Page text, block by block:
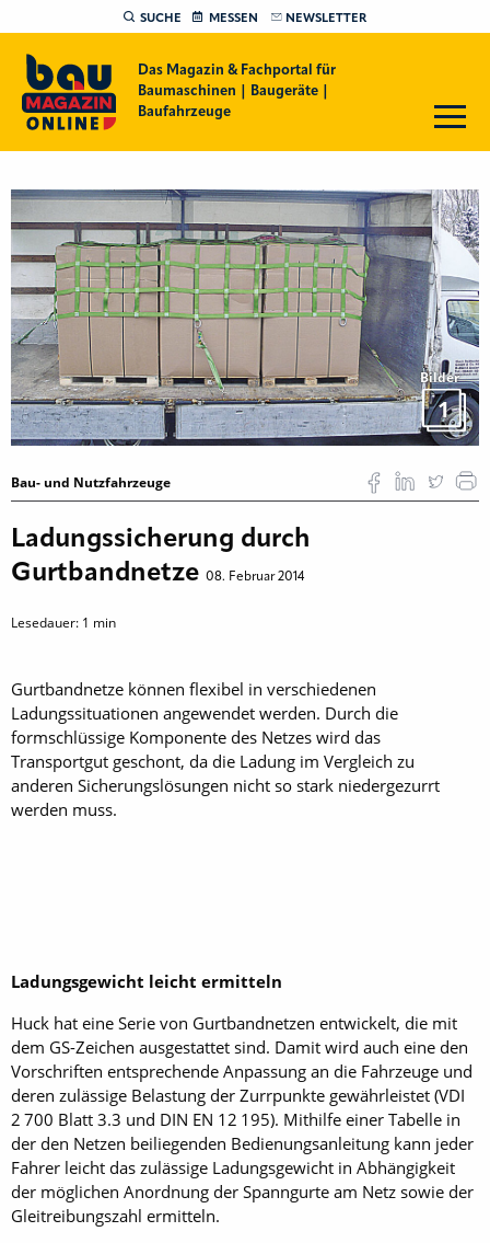
SUCHE MESSEN NEWSLETTER
Das Magazin & Fachportal für
Baumaschinen | Baugeräte |
Baufahrzeuge
Bilder
1
Bau- und Nutzfahrzeuge
Ladungssicherung durch
Gurtbandnetze 08. Februar 2014
Lesedauer: 1 min
Gurtbandnetze können flexibel in verschiedenen
Ladungssituationen angewendet werden. Durch die
formschlüssige Komponente des Netzes wird das
Transportgut geschont, da die Ladung im Vergleich zu
anderen Sicherungslösungen nicht so stark niedergezurrt
werden muss.
Ladungsgewicht leicht ermitteln
Huck hat eine Serie von Gurtbandnetzen entwickelt, die mit
dem GS-Zeichen ausgestattet sind. Damit wird auch eine den
Vorschriften entsprechende ­Anpassung an die Fahrzeuge und
deren zulässige Belastung der Zurrpunkte gewährleistet (VDI
2 700 Blatt 3.3 und DIN EN 12 195). Mithilfe einer Tabelle in
der den Netzen beiliegenden Bedienungsanleitung kann jeder
Fahrer leicht das zulässige Ladungsgewicht in Abhängigkeit
der möglichen Anordnung der Spanngurte am Netz sowie der
Gleitreibungszahl ermitteln.